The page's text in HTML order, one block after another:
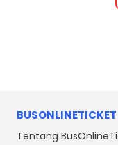
BUSONLINETICKET
Tentang